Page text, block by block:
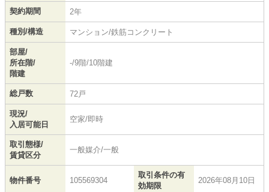
契約期間 2年
種別/構造 マンション/鉄筋コンクリート
部屋/
所在階/
階建
-/9階/10階建
総戸数 72戸
現況/
入居可能日
空家/即時
取引態様/
賃貸区分
一般媒介/一般
物件番号 105569304
取引条件の有
効期限
2026年08月10日